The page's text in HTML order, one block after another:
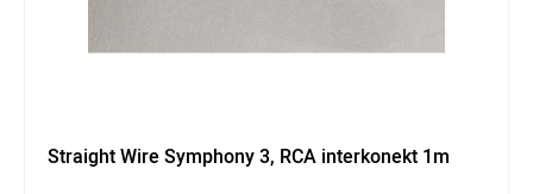
Straight Wire Symphony 3, RCA interkonekt 1m